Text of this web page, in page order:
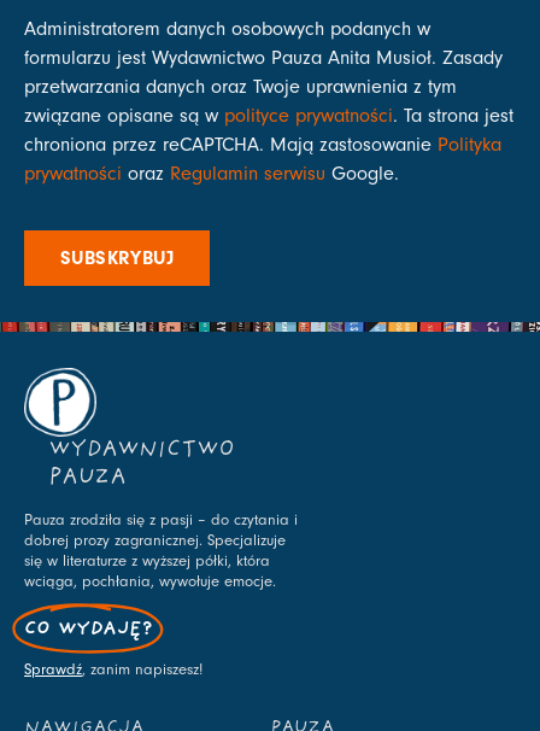
Administratorem danych osobowych podanych w
formularzu jest Wydawnictwo Pauza Anita Musioł. Zasady
przetwarzania danych oraz Twoje uprawnienia z tym
związane opisane są w polityce prywatności. Ta strona jest
chroniona przez reCAPTCHA. Mają zastosowanie Polityka
prywatności oraz Regulamin serwisu Google.
SUBSKRYBUJ
WYDAWNICTWO
PAUZA
Pauza zrodziła się z pasji – do czytania i
dobrej prozy zagranicznej. Specjalizuje
się w literaturze z wyższej półki, która
wciąga, pochłania, wywołuje emocje.
CO WYDAJĘ?
Sprawdź, zanim napiszesz!